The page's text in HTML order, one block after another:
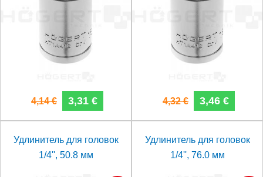
4,14 € 3,31 € 4,32 € 3,46 €
Удлинитель для головок
1/4'', 50.8 мм
Удлинитель для головок
1/4'', 76.0 мм